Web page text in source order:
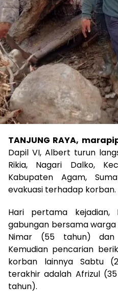
TANJUNG RAYA,
Dapil VI, Albert turun
Rikia, Nagari Dalko,
Kabupaten Agam,
evakuasi terhadap korban.
Hari pertama kejadian,
gabungan bersama
Nimar (55 tahun) dan
Kemudian pencarian
korban lainnya Sabtu
terakhir adalah Afrizul
tahun).